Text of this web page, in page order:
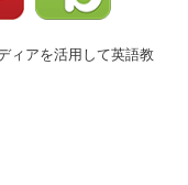
ィアを活用して英語教